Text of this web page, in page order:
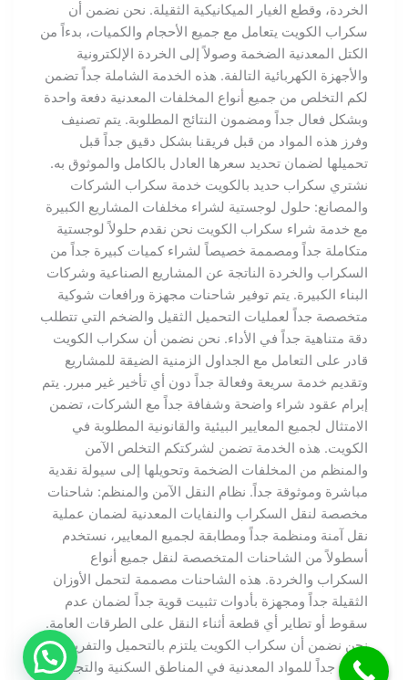
الخردة، وقطع الغيار الميكانيكية الثقيلة. نحن نضمن أن
سكراب الكويت يتعامل مع جميع الأحجام والكميات، بدءاً من
الكتل المعدنية الضخمة وصولاً إلى الخردة الإلكترونية
والأجهزة الكهربائية التالفة. هذه الخدمة الشاملة جداً تضمن
لكم التخلص من جميع أنواع المخلفات المعدنية دفعة واحدة
وبشكل فعال جداً ومضمون النتائج المطلوبة. يتم تصنيف
وفرز هذه المواد من قبل فريقنا بشكل دقيق جداً قبل
تحميلها لضمان تحديد سعرها العادل بالكامل والموثوق به.
نشتري سكراب حديد بالكويت خدمة سكراب الشركات
والمصانع: حلول لوجستية لشراء مخلفات المشاريع الكبيرة
مع خدمة شراء سكراب الكويت نحن نقدم حلولاً لوجستية
متكاملة جداً ومصممة خصيصاً لشراء كميات كبيرة جداً من
السكراب والخردة الناتجة عن المشاريع الصناعية وشركات
البناء الكبيرة. يتم توفير شاحنات مجهزة ورافعات شوكية
متخصصة جداً لعمليات التحميل الثقيل والضخم التي تتطلب
دقة متناهية جداً في الأداء. نحن نضمن أن سكراب الكويت
قادر على التعامل مع الجداول الزمنية الضيقة للمشاريع
وتقديم خدمة سريعة وفعالة جداً دون أي تأخير غير مبرر. يتم
إبرام عقود شراء واضحة وشفافة جداً مع الشركات، تضمن
الامتثال لجميع المعايير البيئية والقانونية المطلوبة في
الكويت. هذه الخدمة تضمن لشركتكم التخلص الآمن
والمنظم من المخلفات الضخمة وتحويلها إلى سيولة نقدية
مباشرة وموثوقة جداً. نظام النقل الآمن والمنظم: شاحنات
مخصصة لنقل السكراب والنفايات المعدنية لضمان عملية
نقل آمنة ومنظمة جداً ومطابقة لجميع المعايير، نستخدم
أسطولاً من الشاحنات المتخصصة لنقل جميع أنواع
السكراب والخردة. هذه الشاحنات مصممة لتحمل الأوزان
الثقيلة جداً ومجهزة بأدوات تثبيت قوية جداً لضمان عدم
سقوط أو تطاير أي قطعة أثناء النقل على الطرقات العامة.
نحن نضمن أن سكراب الكويت يلتزم بالتحميل والتفريغ
الآمن جداً للمواد المعدنية في المناطق السكنية والتجارية